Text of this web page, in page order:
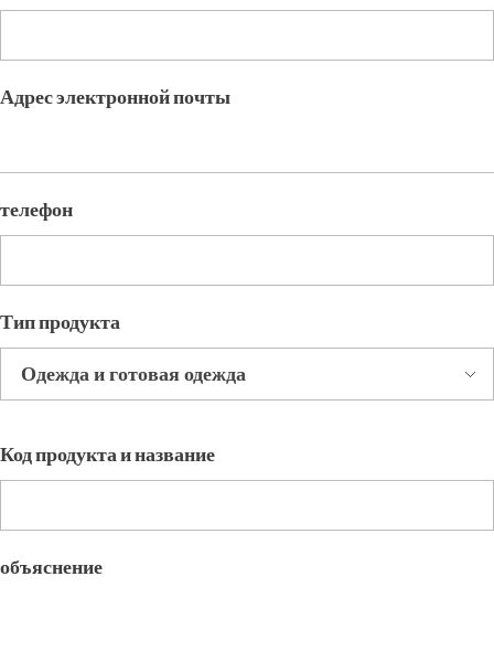
Адрес электронной почты
телефон
Тип продукта
Код продукта и название
объяснение